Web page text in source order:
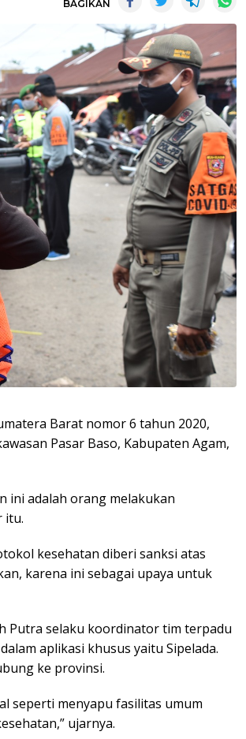
BAGIKAN
Barat nomor 6 tahun 2020,
Pasar Baso, Kabupaten Agam,
ini adalah orang melakukan
itu.
kesehatan diberi sanksi atas
karena ini sebagai upaya untuk
Putra selaku koordinator tim terpadu
aplikasi khusus yaitu Sipelada.
ke provinsi.
seperti menyapu fasilitas umum
ujarnya.